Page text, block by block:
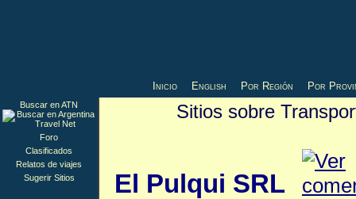
Inicio English Por Región Por
Sitios sobre
El Pulqui SRL
Buscar en ATN
Foro
Clasificados
Relatos de viajes
Sugerir Sitios